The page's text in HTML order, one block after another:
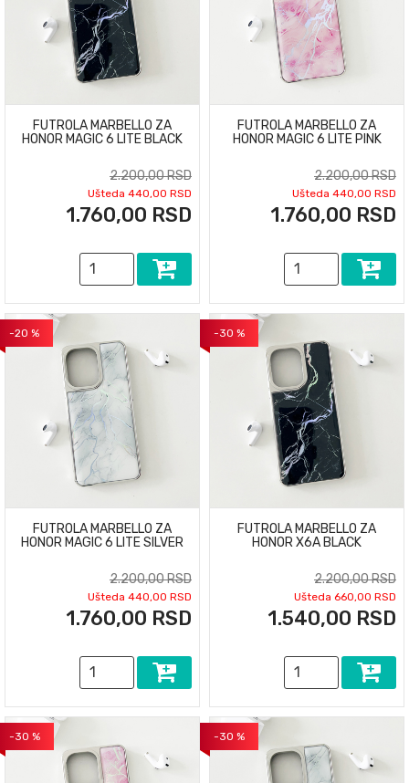
FUTROLA MARBELLO ZA
HONOR MAGIC 6 LITE BLACK
2.200,00 RSD
Ušteda 440,00 RSD
1.760,00 RSD
FUTROLA MARBELLO ZA
HONOR MAGIC 6 LITE PINK
2.200,00 RSD
Ušteda 440,00 RSD
1.760,00 RSD
-20 %
FUTROLA MARBELLO ZA
HONOR MAGIC 6 LITE SILVER
2.200,00 RSD
Ušteda 440,00 RSD
1.760,00 RSD
-30 %
FUTROLA MARBELLO ZA
HONOR X6A BLACK
2.200,00 RSD
Ušteda 660,00 RSD
1.540,00 RSD
-30 % -30 %